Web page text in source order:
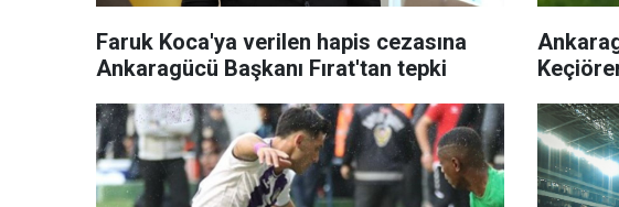
Faruk Koca'ya verilen hapis cezasına
Ankaragücü Başkanı Fırat'tan tepki